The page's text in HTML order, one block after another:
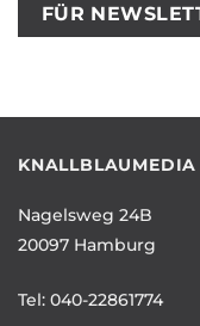
Nagelsweg 24B
20097 Hamburg
Tel: 040-22861774